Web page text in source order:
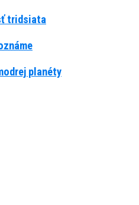
tridsiata
planéty